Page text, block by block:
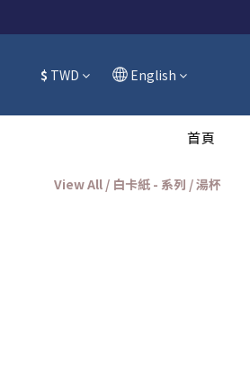
$ TWD English
首頁
View All / 白卡紙 - 系列 /湯杯